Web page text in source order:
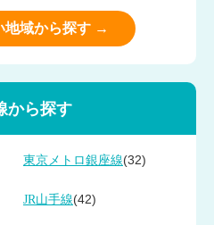
地域から探す →
から探す
東京メトロ銀座線(32)
JR山手線(42)